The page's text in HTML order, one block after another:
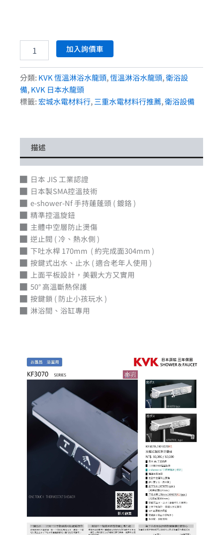
加入詢價車
分類:KVK 恆溫淋浴水龍頭,恆溫淋浴水龍頭,衛浴設
備,KVK 日本水龍頭
標籤:宏城水電材料行,三重水電材料行推薦,衛浴設備
描述
█ 日本 JIS 工業認證
█ 日本製SMA控溫技術
█ e-shower-Nf 手持蓮蓬頭 ( 鍍鉻 )
█ 精準控溫旋鈕
█ 主體中空層防止燙傷
█ 逆止閥 ( 冷、熱水側 )
█ 下吐水桿 170mm ( 約完成面304mm )
█ 按鍵式出水、止水 ( 適合老年人使用 )
█ 上面平板設計，美觀大方又實用
█ 50° 高溫斷熱保護
█ 按鍵鎖 ( 防止小孩玩水 )
█ 淋浴間、浴缸專用